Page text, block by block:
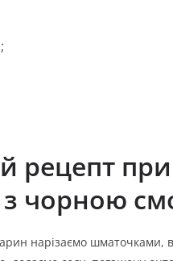
рецепт
з чорною
нарізаємо